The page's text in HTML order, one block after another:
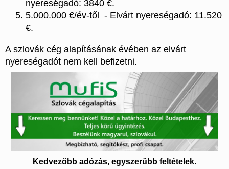
nyereségadó: 3840 €.
5.000.000 €/év-től - Elvárt nyereségadó: 11.520
€.
A szlovák cég alapításának évében az elvárt
nyereségadót nem kell befizetni.
Kedvezőbb adózás, egyszerűbb feltételek.